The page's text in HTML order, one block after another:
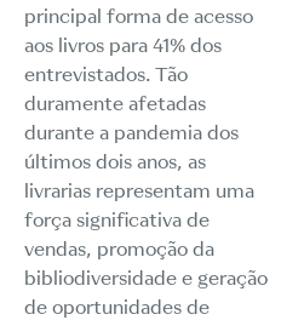
principal forma de acesso
aos livros para 41% dos
entrevistados. Tão
duramente afetadas
durante a pandemia dos
últimos dois anos, as
livrarias representam uma
força significativa de
vendas, promoção da
bibliodiversidade e geração
de oportunidades de